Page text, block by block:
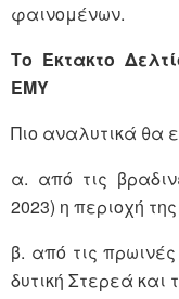
φαινομένων.
Το Έκτακτο
ΕΜΥ
Πιο αναλυτικά θα
α. από τις
2023) η περιοχή
β. από τις
δυτική Στερεά και